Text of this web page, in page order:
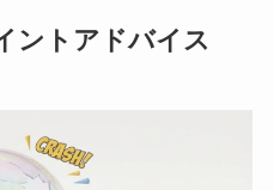
ントアドバイス